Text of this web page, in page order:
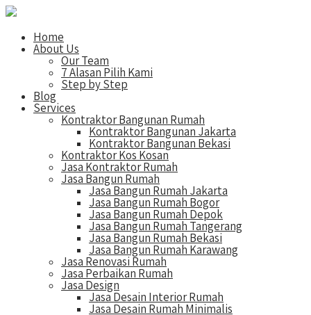
Home
About Us
Our Team
7 Alasan Pilih Kami
Step by Step
Blog
Services
Kontraktor Bangunan Rumah
Kontraktor Bangunan Jakarta
Kontraktor Bangunan Bekasi
Kontraktor Kos Kosan
Jasa Kontraktor Rumah
Jasa Bangun Rumah
Jasa Bangun Rumah Jakarta
Jasa Bangun Rumah Bogor
Jasa Bangun Rumah Depok
Jasa Bangun Rumah Tangerang
Jasa Bangun Rumah Bekasi
Jasa Bangun Rumah Karawang
Jasa Renovasi Rumah
Jasa Perbaikan Rumah
Jasa Design
Jasa Desain Interior Rumah
Jasa Desain Rumah Minimalis